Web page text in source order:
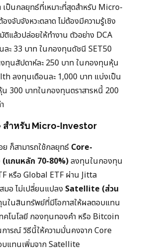
เป็นกลยุทธ์ที่เหมาะที่สุดสำหรับ Micro-
งจับจังหวะตลาด ไม่ต้องมีความรู้เชิง
แล้วปล่อยให้ทำงาน ตัวอย่าง DCA
ะ 33 บาท ในกองทุนดัชนี SET50
ทุนสัปดาห์ละ 250 บาท ในกองทุนหุ้น
ลงทุนเดือนละ 1,000 บาท แบ่งเป็น
300 บาทในกองทุนตราสารหนี้ 200
ำหรับ Micro-Investor
ก็สามารถใช้กลยุทธ์ Core-
(แกนหลัก 70-80%)ลงทุนในกองทุน
หรือ Global ETF ผ่าน Jitta
อ ไม่เปลี่ยนแปลง Satellite (ส่วน
ในสินทรัพย์ที่มีโอกาสให้ผลตอบแทน
โนโลยี กองทุนทองคำ หรือ Bitcoin
ารณ์ วิธีนี้ให้ความมั่นคงจาก Core
บแทนเพิ่มจาก Satellite